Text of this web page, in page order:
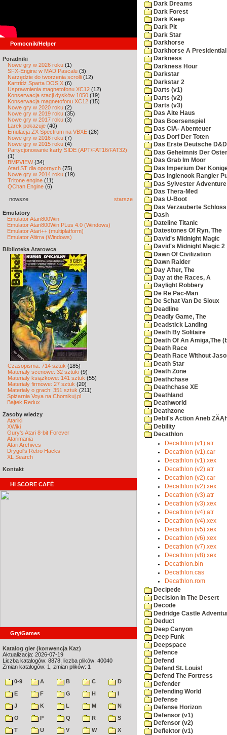
Pomocnik/Helper
Poradniki
Nowe gry w 2026 roku (1)
SFX-Engine w MAD Pascalu (3)
Narzędzie do tworzenia scrolli (12)
Kartridż Sparta DOS X (6)
Usprawnienia magnetofonu XC12 (12)
Konserwacja stacji dysków 1050 (19)
Konserwacja magnetofonu XC12 (15)
Nowe gry w 2020 roku (2)
Nowe gry w 2019 roku (35)
Nowe gry w 2017 roku (3)
Larek pokazuje (40)
Emulacja ZX Spectrum na VBXE (26)
Nowe gry w 2016 roku (7)
Nowe gry w 2015 roku (4)
Partycjonowanie karty SIDE (APT/FAT16/FAT32)
(1)
BMPVIEW(34)
Atari ST dla opornych (75)
Nowe gry w 2014 roku (19)
Tritone engine (11)
QChan Engine (6)
nowsze starsze
Emulatory
Emulator Atari800Win
Emulator Atari800Win PLus 4.0 (Windows)
Emulator Atari++ (multiplatform)
Emulator Altirra (Windows)
Biblioteka Atarowca
Czasopisma: 714 sztuk (185)
Materiały scenowe: 32 sztuki (9)
Materiały książkowe: 141 sztuk (55)
Materiały firmowe: 27 sztuk (20)
Materiały o grach: 351 sztuk (211)
Spiżarnia Voya na Chomikuj.pl
Bajtek Redux
Zasoby wiedzy
Atariki
XWiki
Gury's Atari 8-bit Forever
Atarimania
Atari Archives
Drygol's Retro Hacks
XL Search
Kontakt
HI SCORE CAFÉ
Gry/Games
Katalog gier (konwencja Kaz)
Aktualizacja: 2026-07-19
Liczba katalogów: 8878, liczba plików: 40040
Zmian katalogów: 1, zmian plików: 1
0-9 A B C
D
E
F G H
I
J
K L M
N
O
P Q R
S
T
U V W
X
Dark Dreams
Dark Forest
Dark Keep
Dark Pit
Dark Star
Darkhorse
Darkhorse A
Darkness
Darkness Hour
Darkstar
Darkstar 2
Darts (v1)
Darts (v2)
Darts (v3)
Das Alte Haus
Das Boersenspiel
Das CIA- Abenteuer
Das Dorf Der Toten
Das Erste Deutsche
Das Geheimnis Der
Das Grab Im Moor
Das Imperium Der
Das Inglenook Rangier
Das Sylvester Adventure
Das Thera-Med
Das U-Boot
Das Verzauberte Schloss
Dash
Dateline Titanic
Datestones Of Ryn, The
David's Midnight Magic
David's Midnight Magic 2
Dawn Of Civilization
Dawn Raider
Day After, The
Day at the Races, A
Daylight Robbery
De Re Pac-Man
De Schat Van De Sioux
Deadline
Deadly Game, The
Deadstick Landing
Death By Solitaire
Death Of An Amiga,The
Death Race
Death Race Without
Death Star
Death Zone
Deathchase
Deathchase XE
Deathland
Deathworld
Deathzone
Debil's Action Aneb
Debility
Decathlon
Decathlon (v1).atr
Decathlon (v1).car
Decathlon (v1).xex
Decathlon (v2).atr
Decathlon (v2).car
Decathlon (v2).xex
Decathlon (v3).atr
Decathlon (v3).xex
Decathlon (v4).atr
Decathlon (v4).xex
Decathlon (v5).xex
Decathlon (v6).xex
Decathlon (v7).xex
Decathlon (v8).xex
Decathlon.bin
Decathlon.cas
Decathlon.rom
Decipede
Decision In The Desert
Decode
Dedridge Castle
Deduct
Deep Canyon
Deep Funk
Deepspace
Defence
Defend
Defend St. Louis!
Defend The Fortress
Defender
Defending World
Defense
Defense Horizon
Defensor (v1)
Defensor (v2)
Deflektor (v1)